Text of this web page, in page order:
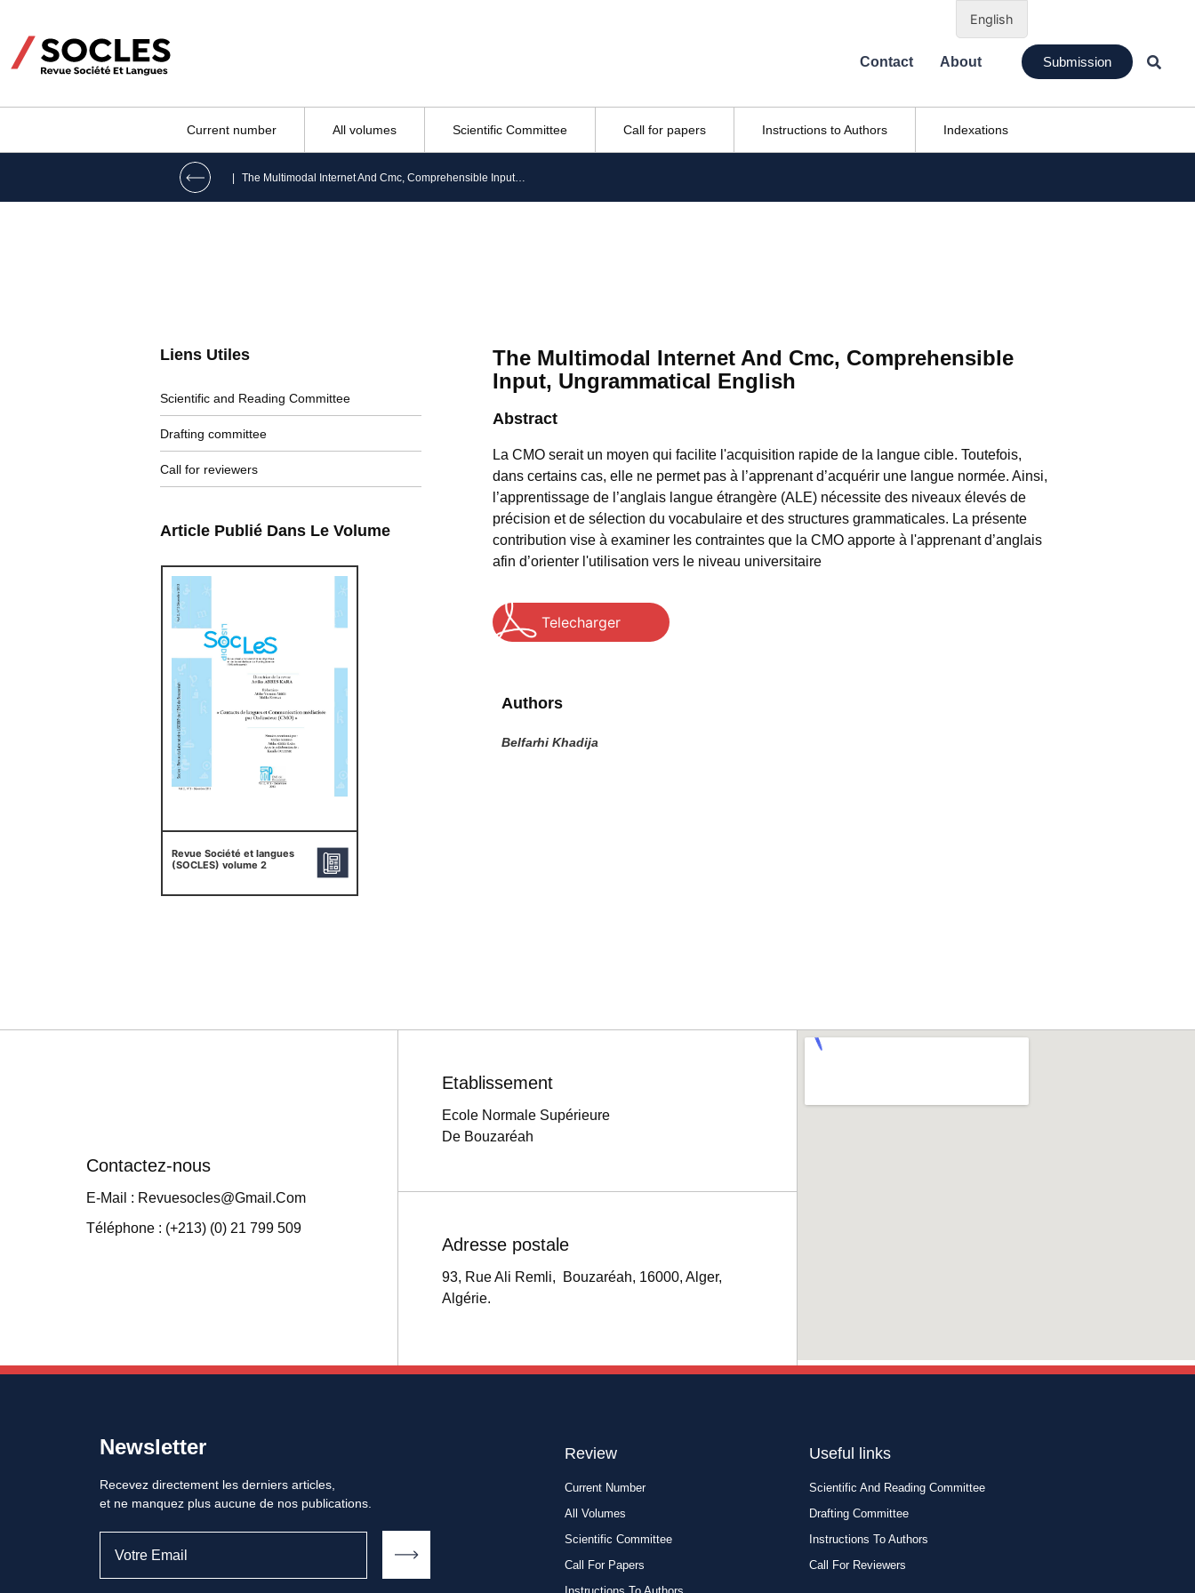
Contact About Submission
Current number All volumes Scientific Committee Call for papers Instructions to Authors Indexations
| The Multimodal Internet And Cmc, Comprehensible Input, Ungrammatical English
Liens Utiles
Scientific and Reading Committee
Drafting committee
Call for reviewers
Article Publié Dans Le Volume
Revue Société et langues
(SOCLES) volume 2
The Multimodal Internet And Cmc, Comprehensible
Input, Ungrammatical English
Abstract
La CMO serait un moyen qui facilite l'acquisition rapide de la langue cible. Toutefois,
dans certains cas, elle ne permet pas à l’apprenant d’acquérir une langue normée. Ainsi,
l’apprentissage de l’anglais langue étrangère (ALE) nécessite des niveaux élevés de
précision et de sélection du vocabulaire et des structures grammaticales. La présente
contribution vise à examiner les contraintes que la CMO apporte à l'apprenant d’anglais
afin d’orienter l'utilisation vers le niveau universitaire
Telecharger
Authors
Belfarhi Khadija
Contactez-nous
E-Mail : Revuesocles@gmail.com
Téléphone : (+213) (0) 21 799 509
Etablissement
Ecole Normale Supérieure
De Bouzaréah
Adresse postale
93, Rue Ali Remli, Bouzaréah, 16000, Alger,
Algérie.
Newsletter
Recevez directement les derniers articles,
et ne manquez plus aucune de nos publications.
Review
Current Number
All Volumes
Scientific Committee
Call For Papers
Useful links
Scientific And Reading Committee
Drafting Committee
Instructions To Authors
Call For Reviewers
English